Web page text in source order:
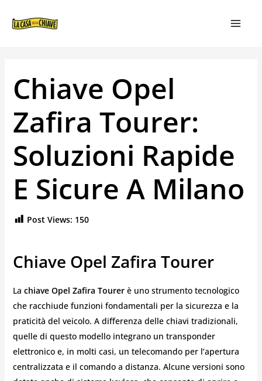
Chiave Opel
Zafira Tourer:
Soluzioni Rapide
E Sicure A Milano
Post Views: 150
Chiave Opel Zafira Tourer
La chiave Opel Zafira Tourerè uno strumento tecnologico
che racchiude funzioni fondamentali per la sicurezza e la
praticità del veicolo. A differenza delle chiavi tradizionali,
quelle di questo modello integrano un transponder
elettronico e, in molti casi, un telecomando per l’apertura
centralizzata e il comando a distanza. Alcune versioni sono
ARTICOLI